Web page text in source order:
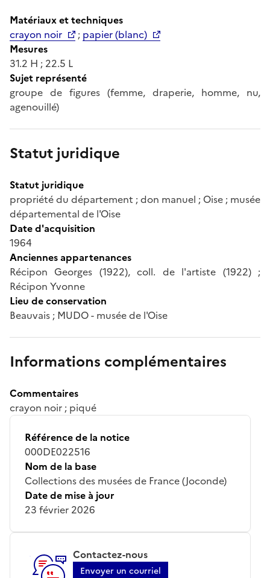
Matériaux et techniques
crayon noir
; papier (blanc)
Mesures
31.2 H ; 22.5 L
Sujet représenté
groupe de figures (femme, draperie, homme, nu,
agenouillé)
Statut juridique
Statut juridique
propriété du département ; don manuel ; Oise ; musée
départemental de l'Oise
Date d'acquisition
1964
Anciennes appartenances
Récipon Georges (1922), coll. de l'artiste (1922) ;
Récipon Yvonne
Lieu de conservation
Beauvais ; MUDO - musée de l'Oise
Informations complémentaires
Commentaires
crayon noir ; piqué
Référence de la notice
000DE022516
Nom de la base
Collections des musées de France (Joconde)
Date de mise à jour
23 février 2026
Contactez-nous
Envoyer un courriel